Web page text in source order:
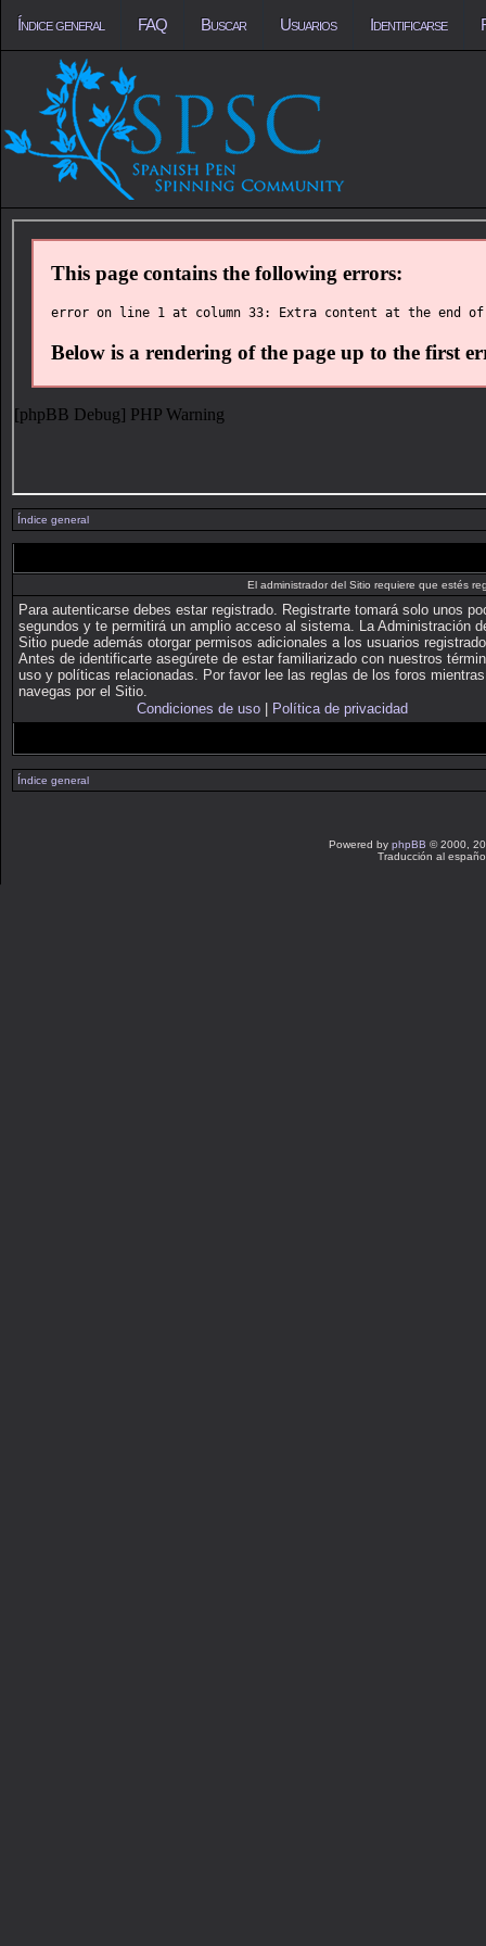
Índice general FAQ Buscar Usuarios Identificarse
Índice general
El administrador del Sitio requiere que estés
Para autenticarse debes estar registrado. Registrarte tomará solo unos
segundos y te permitirá un amplio acceso al sistema. La Administración
Sitio puede además otorgar permisos adicionales a los usuarios
Antes de identificarte asegúrete de estar familiarizado con nuestros
uso y políticas relacionadas. Por favor lee las reglas de los foros mientras
navegas por el Sitio.
Condiciones de uso| Política de privacidad
Índice general
Powered by phpBB © 2000,
Traducción al